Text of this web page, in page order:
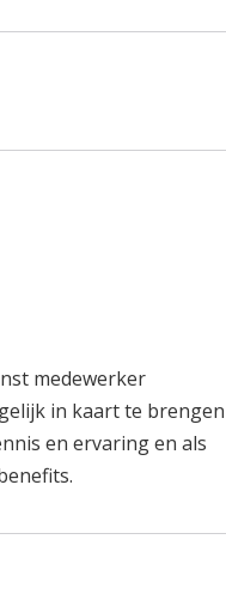
medewerker
in kaart te brengen
en ervaring en als